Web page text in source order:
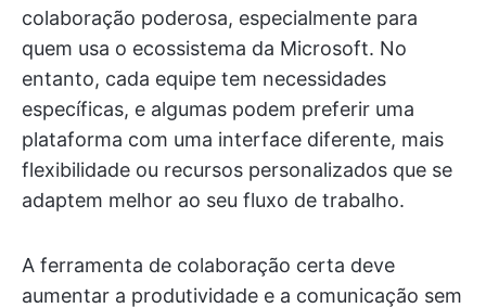
colaboração poderosa, especialmente para
quem usa o ecossistema da Microsoft. No
entanto, cada equipe tem necessidades
específicas, e algumas podem preferir uma
plataforma com uma interface diferente, mais
flexibilidade ou recursos personalizados que se
adaptem melhor ao seu fluxo de trabalho.
A ferramenta de colaboração certa deve
aumentar a produtividade e a comunicação sem